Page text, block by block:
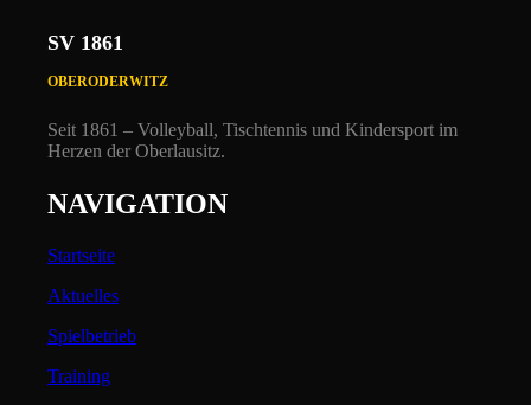
SV 1861
OBERODERWITZ
Seit 1861 – Volleyball, Tischtennis und Kindersport im
Herzen der Oberlausitz.
NAVIGATION
Startseite
Aktuelles
Spielbetrieb
Training